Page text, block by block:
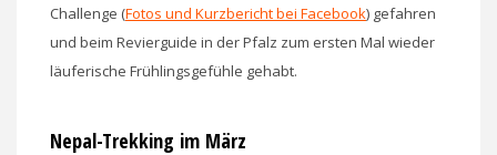
Challenge (Fotos und Kurzbericht bei Facebook) gefahren
und beim Revierguide in der Pfalz zum ersten Mal wieder
läuferische Frühlingsgefühle gehabt.
Nepal-Trekking im März